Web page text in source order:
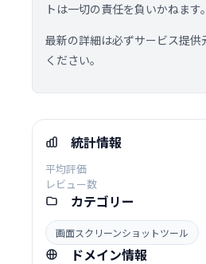
トは一切の責任を負いかねます。
最新の詳細は必ずサービス提
ください。
統計情報
平均評価
レビュー数
カテゴリー
画面スクリーンショットツール
ドメイン情報